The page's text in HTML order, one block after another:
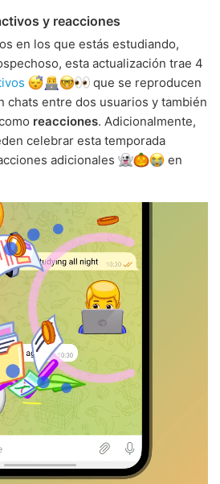
y reacciones
en los que estás estudiando,
esta actualización trae 4
que se reproducen
chats entre dos usuarios y también
reacciones. Adicionalmente,
celebrar esta temporada
adicionales
en